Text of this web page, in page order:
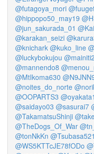
@futagoya_mori
@hippopo50_may19
@jun_sakurada_01
@karakan_seizi
@knichark @kuko_line
@luckybokujou
@mannendo8
@MtIkoma630
@noites_do_norte
@OOPARTS3
@saidayo03 @sasurai7
@TakamatsuShinji
@TheDogs_Of_War
@tonNkKn
@WS5KTTcJE78fODo